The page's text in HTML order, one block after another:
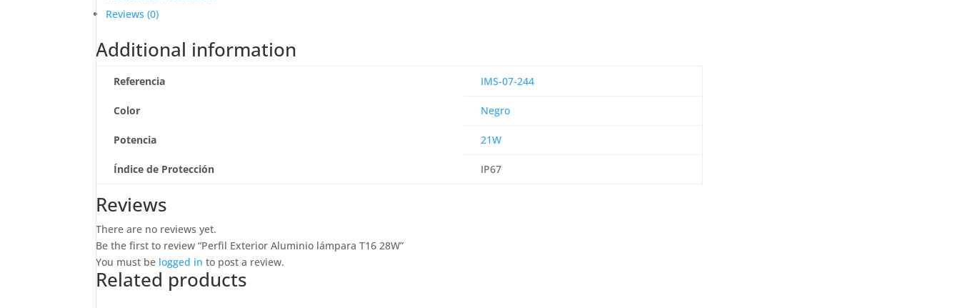
Reviews (0)
Additional information
Referencia IMS-07-244
Color Negro
Potencia 21W
Índice de Protección IP67
Reviews
There are no reviews yet.
Be the first to review “Perfil Exterior Aluminio lámpara T16 28W”
You must be logged in to post a review.
Related products